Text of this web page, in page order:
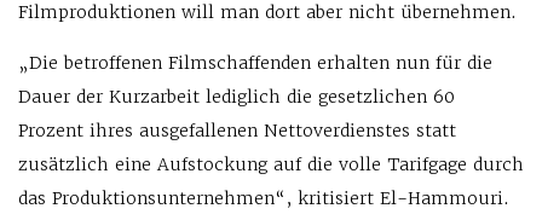
Filmproduktionen will man dort aber nicht übernehmen.
„Die betroffenen Filmschaffenden erhalten nun für die
Dauer der Kurzarbeit lediglich die gesetzlichen 60
Prozent ihres ausgefallenen Nettoverdienstes statt
zusätzlich eine Aufstockung auf die volle Tarifgage durch
das Produktionsunternehmen“, kritisiert El-Hammouri.